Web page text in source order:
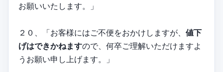
お願いいたします。」
２０、「お客様にはご不便をおかけしますが、 値下
げはできかねますので、何卒ご理解いただけますよ
うお願い申し上げます。」